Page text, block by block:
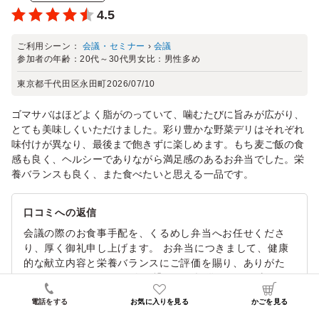
4.5
ご利用シーン： 会議・セミナー › 会議
参加者の年齢：20代～30代男女比： 男性多め
東京都千代田区永田町2026/07/10
ゴマサバはほどよく脂がのっていて、噛むたびに旨みが広がり、
とても美味しくいただけました。彩り豊かな野菜デリはそれぞれ
味付けが異なり、最後まで飽きずに楽しめます。もち麦ご飯の食
感も良く、ヘルシーでありながら満足感のあるお弁当でした。栄
養バランスも良く、また食べたいと思える一品です。
口コミへの返信
会議の際のお食事手配を、くるめし弁当へお任せくださ
り、厚く御礼申し上げます。 お弁当につきまして、健康
的な献立内容と栄養バランスにご評価を賜り、ありがた
い限りでございます。 次に繋がるご提供ができ、喜びの
気持ちでいっぱいです。 「高知県四万十市産ゴマサバの
塩焼きと彩り野菜デリプレート」は、ちょうどよいお味
電話をする お気に入りを見る かごを見る